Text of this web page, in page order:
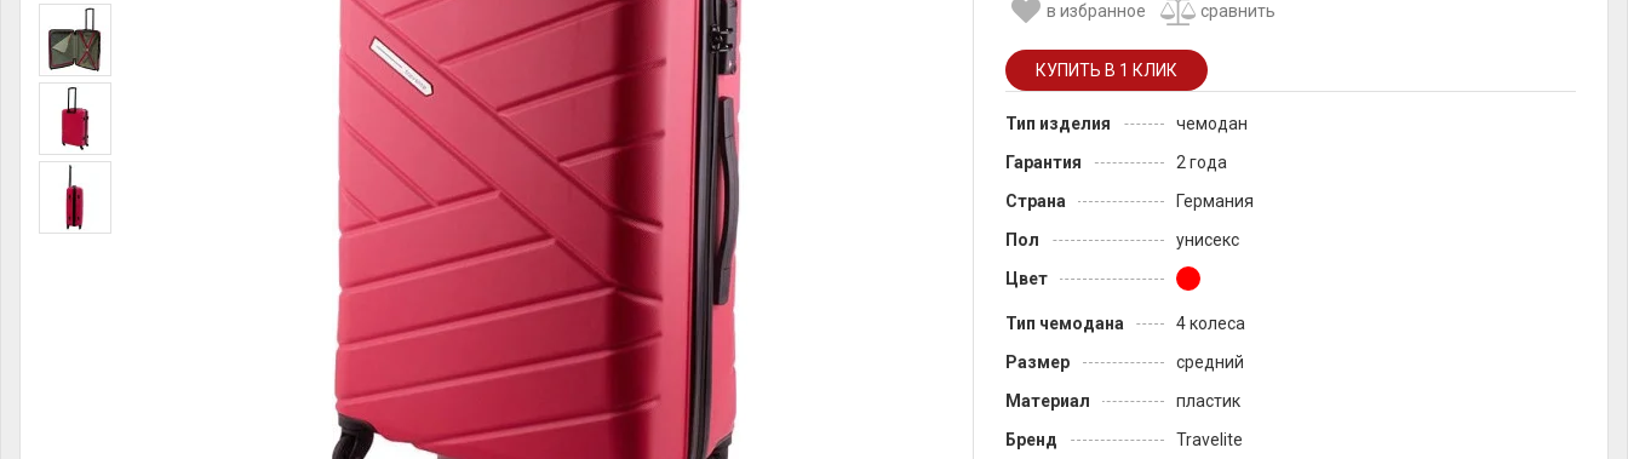
в избранное сравнить
Тип изделия
чемодан
Гарантия
2 года
Страна
Германия
Пол
унисекс
Цвет
Тип чемодана
4 колеса
Размер
средний
Материал
пластик
Бренд
Travelite